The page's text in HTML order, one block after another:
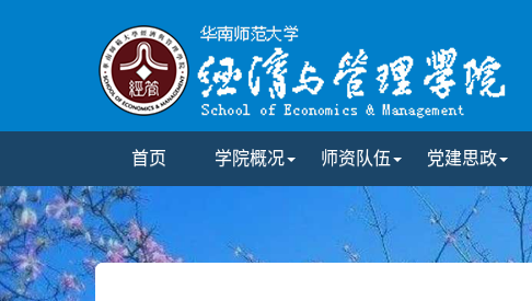
首页 学院概况 师资队伍 党建思政